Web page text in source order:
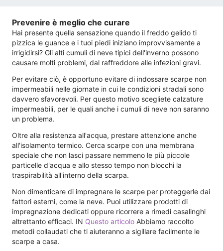
Prevenire è meglio che curare
Hai presente quella sensazione quando il freddo gelido ti
pizzica le guance e i tuoi piedi iniziano improvvisamente a
irrigidirsi? Gli alti cumuli di neve tipici dell'inverno possono
causare molti problemi, dal raffreddore alle infezioni gravi.
Per evitare ciò, è opportuno evitare di indossare scarpe non
impermeabili nelle giornate in cui le condizioni stradali sono
davvero sfavorevoli. Per questo motivo scegliete calzature
impermeabili, per le quali anche i cumuli di neve non saranno
un problema.
Oltre alla resistenza all'acqua, prestare attenzione anche
all'isolamento termico. Cerca scarpe con una membrana
speciale che non lasci passare nemmeno le più piccole
particelle d'acqua e allo stesso tempo non blocchi la
traspirabilità all'interno della scarpa.
Non dimenticare di impregnare le scarpe per proteggerle dai
fattori esterni, come la neve. Puoi utilizzare prodotti di
impregnazione dedicati oppure ricorrere a rimedi casalinghi
altrettanto efficaci. IN Questo articolo Abbiamo raccolto
metodi collaudati che ti aiuteranno a sigillare facilmente le
scarpe a casa.